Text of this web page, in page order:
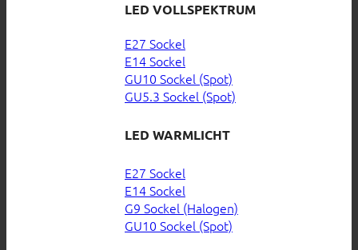
LED VOLLSPEKTRUM
E27 Sockel
E14 Sockel
GU10 Sockel (Spot)
GU5.3 Sockel (Spot)
LED WARMLICHT
E27 Sockel
E14 Sockel
G9 Sockel (Halogen)
GU10 Sockel (Spot)